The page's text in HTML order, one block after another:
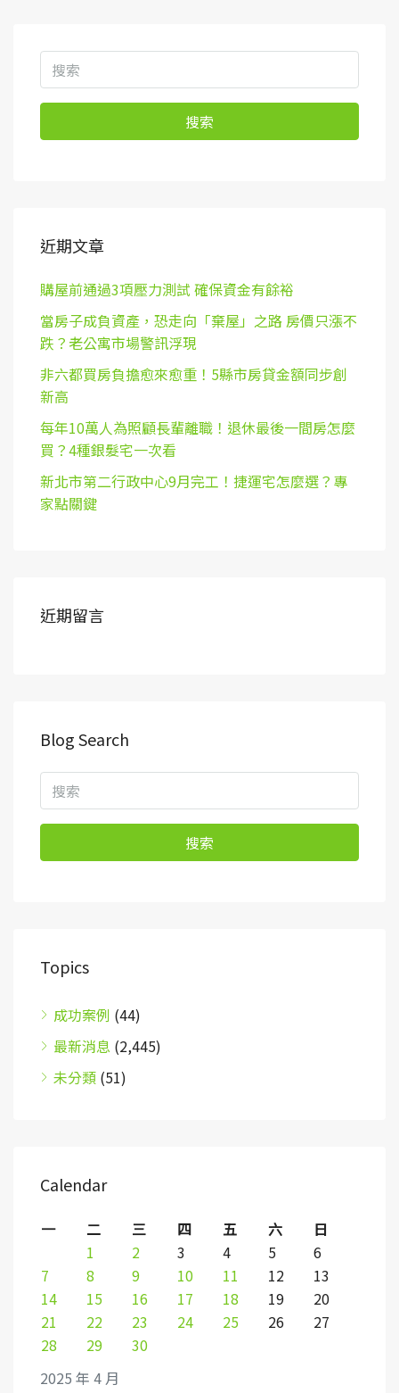
搜索
近期文章
購屋前通過3項壓力測試 確保資金有餘裕
當房子成負資產，恐走向「棄屋」之路 房價只漲不
跌？老公寓市場警訊浮現
非六都買房負擔愈來愈重！5縣市房貸金額同步創
新高
每年10萬人為照顧長輩離職！退休最後一間房怎麼
買？4種銀髮宅一次看
新北市第二行政中心9月完工！捷運宅怎麼選？專
家點關鍵
近期留言
Blog Search
搜索
Topics
成功案例 (44)
最新消息 (2,445)
未分類 (51)
Calendar
2025 年 4 月
一 二 三 四 五 六
日
1
2 3 4 5
6
7
8 9 10 11 12
13
14
15 16 17 18 19
20
21
22 23 24 25 26
27
28
29 30